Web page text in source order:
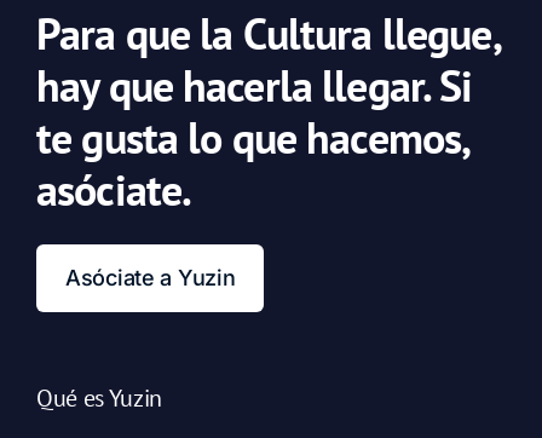
Para que la Cultura llegue,
hay que hacerla llegar. Si
te gusta lo que hacemos,
asóciate.
Asóciate a Yuzin
Qué es Yuzin